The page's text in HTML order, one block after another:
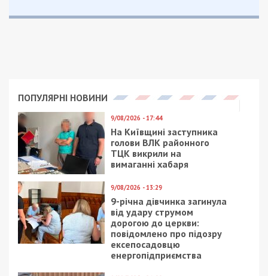
Facebook
Telegram
Twitter
WhatsApp
ViberEmail
Категории: Суспільство| Метки:війна
обстріл
Рекламні блоки дають нам змогу
залишатися незалежними ЗМІ, а вам -
отримувати найсвіжіші новини під ними.
Приєднуйтесь також до 49000 в Google News. Слідкуйте
за останніми новинами!